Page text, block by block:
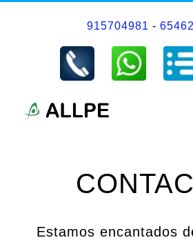
915704981 -
Estamos encantados